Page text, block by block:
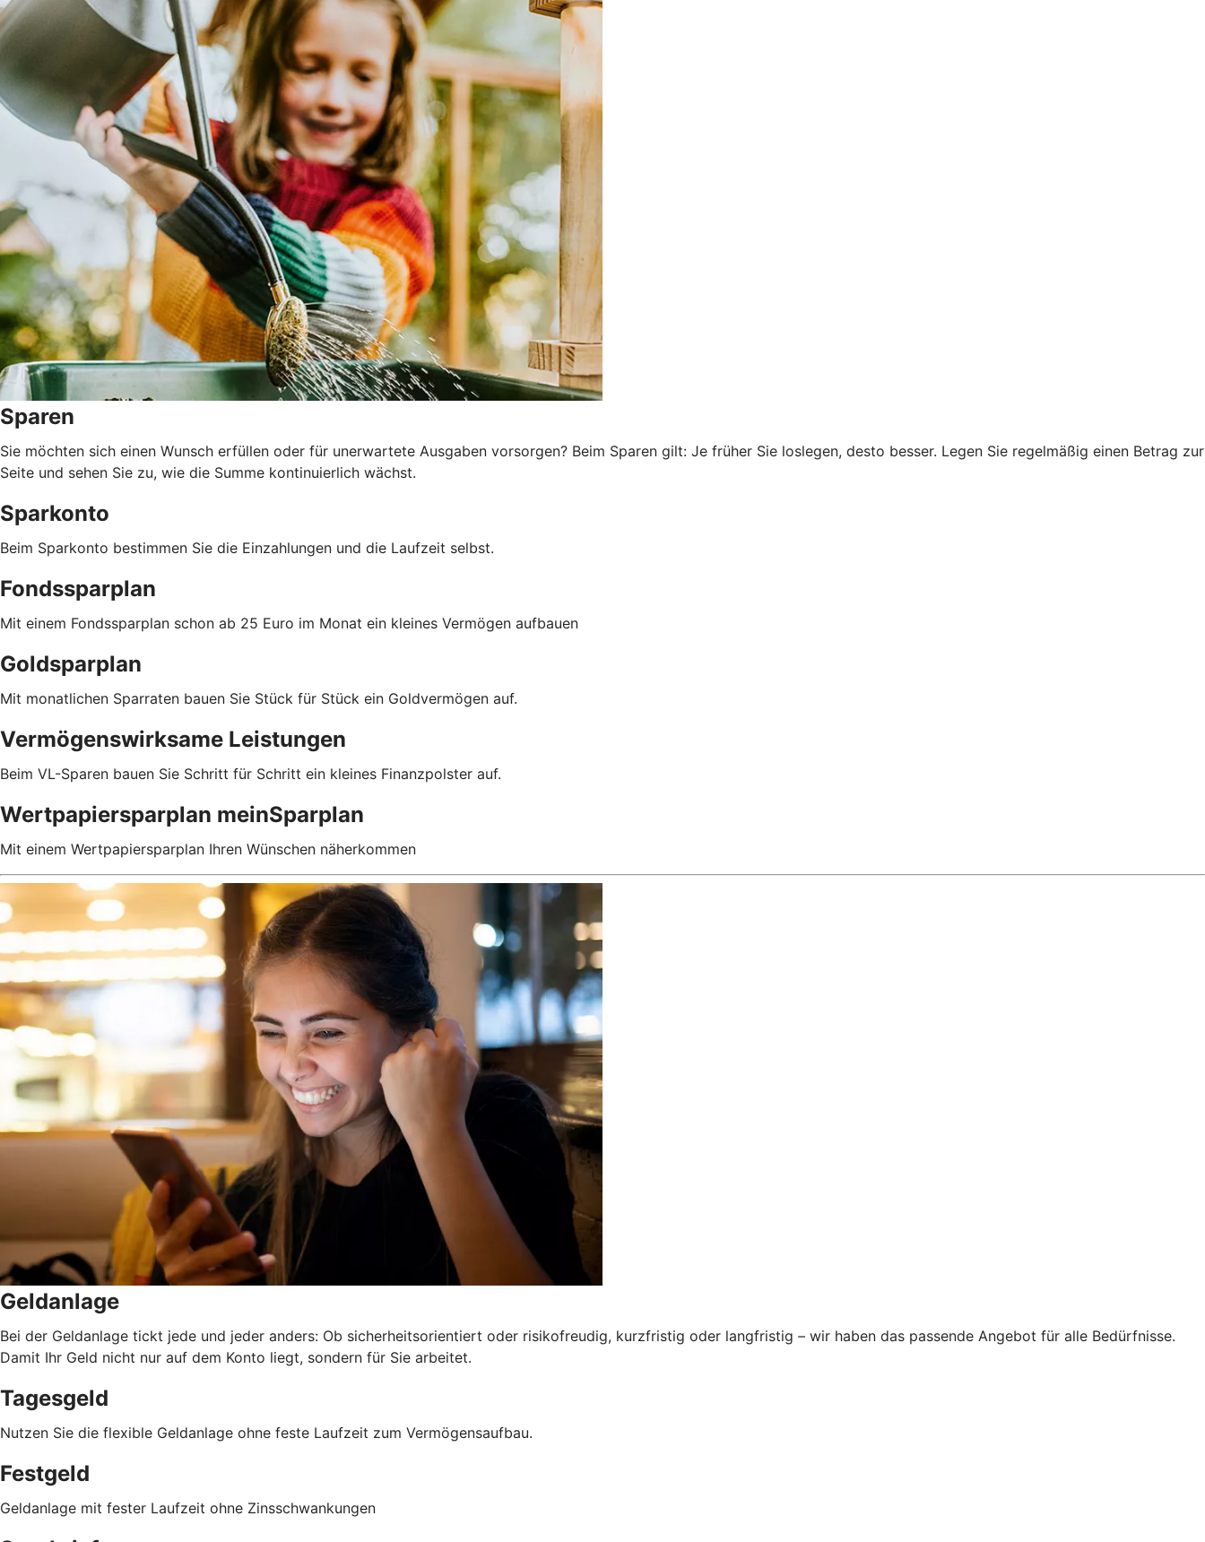
Sparen
Sie möchten sich einen Wunsch erfüllen oder für unerwartete Ausgaben vorsorgen? Beim Sparen gilt: Je früher Sie loslegen, desto besser. Legen Sie regelmäßig einen Betrag zur
Seite und sehen Sie zu, wie die Summe kontinuierlich wächst.
Sparkonto
Beim Sparkonto bestimmen Sie die Einzahlungen und die Laufzeit selbst.
Fondssparplan
Mit einem Fondssparplan schon ab 25 Euro im Monat ein kleines Vermögen aufbauen
Goldsparplan
Mit monatlichen Sparraten bauen Sie Stück für Stück ein Goldvermögen auf.
Vermögenswirksame Leistungen
Beim VL-Sparen bauen Sie Schritt für Schritt ein kleines Finanzpolster auf.
Wertpapiersparplan meinSparplan
Mit einem Wertpapiersparplan Ihren Wünschen näherkommen
Geldanlage
Bei der Geldanlage tickt jede und jeder anders: Ob sicherheitsorientiert oder risikofreudig, kurzfristig oder langfristig – wir haben das passende Angebot für alle Bedürfnisse.
Damit Ihr Geld nicht nur auf dem Konto liegt, sondern für Sie arbeitet.
Tagesgeld
Nutzen Sie die flexible Geldanlage ohne feste Laufzeit zum Vermögensaufbau.
Festgeld
Geldanlage mit fester Laufzeit ohne Zinsschwankungen